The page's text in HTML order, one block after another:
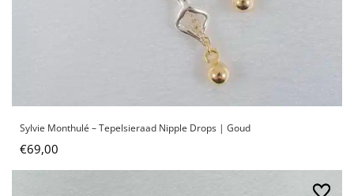
Sylvie Monthulé – Tepelsieraad Nipple Drops | Goud
€69,00